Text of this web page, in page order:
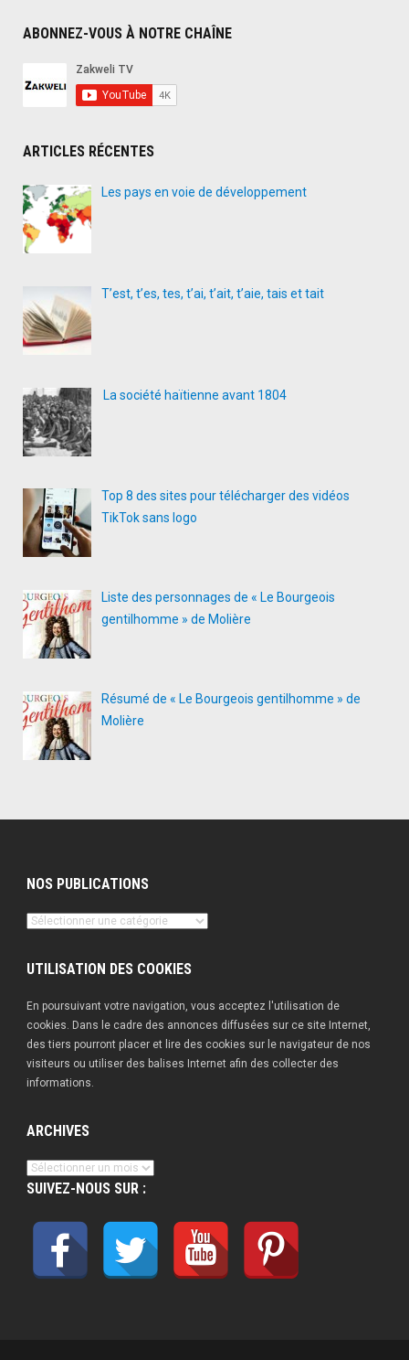
ABONNEZ-VOUS À NOTRE CHAÎNE
ARTICLES RÉCENTES
Les pays en voie de développement
T’est, t’es, tes, t’ai, t’ait, t’aie, tais et tait
La société haïtienne avant 1804
Top 8 des sites pour télécharger des vidéos
TikTok sans logo
Liste des personnages de « Le Bourgeois
gentilhomme » de Molière
Résumé de « Le Bourgeois gentilhomme » de
Molière
NOS PUBLICATIONS
Nos
UTILISATION DES COOKIES
En poursuivant votre navigation, vous acceptez l'utilisation de
cookies. Dans le cadre des annonces diffusées sur ce site Internet,
des tiers pourront placer et lire des cookies sur le navigateur de nos
visiteurs ou utiliser des balises Internet afin des collecter des
informations.
ARCHIVES
Archives
SUIVEZ-NOUS SUR :